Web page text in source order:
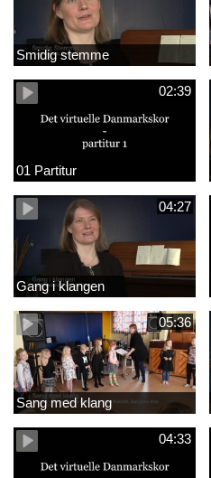
Smidig stemme
02:39
01 Partitur
04:27
Gang i klangen
05:36
Sang med klang
04:33